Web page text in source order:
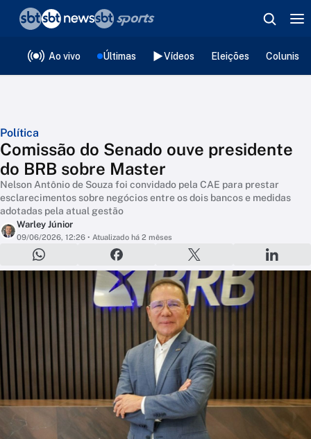
Ao vivo Últimas Vídeos Eleições
Política
Comissão do Senado ouve presidente
do BRB sobre Master
Nelson Antônio de Souza foi convidado pela CAE para prestar
esclarecimentos sobre negócios entre os dois bancos e medidas
adotadas pela atual gestão
Warley Júnior
09/06/2026, 12:26 • Atualizado há 2 mêses
❮voltar
Editorias